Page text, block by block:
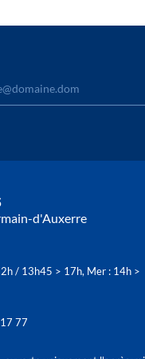
d'Auxerre
/ 13h45 > 17h, Mer : 14h >
77